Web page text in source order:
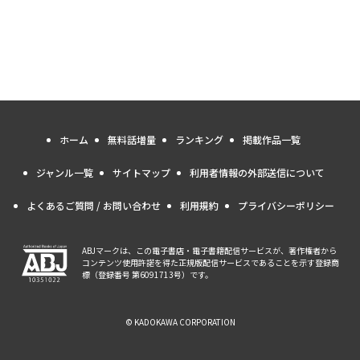
ホーム 無料話増量 ランキング 掲載作品一覧
ジャンル一覧 サイトマップ 利用者情報の外部送信について
よくあるご質問 / お問い合わせ 利用規約 プライバシーポリシー
ABJマークは、この電子書店・電子書籍配信サービスが、著作権者から
コンテンツ使用許諾を得た正規版配信サービスであることを示す登録商
標（登録番号 第6091713号）です。
© KADOKAWA CORPORATION